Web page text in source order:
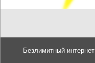
Безлимитный интернет